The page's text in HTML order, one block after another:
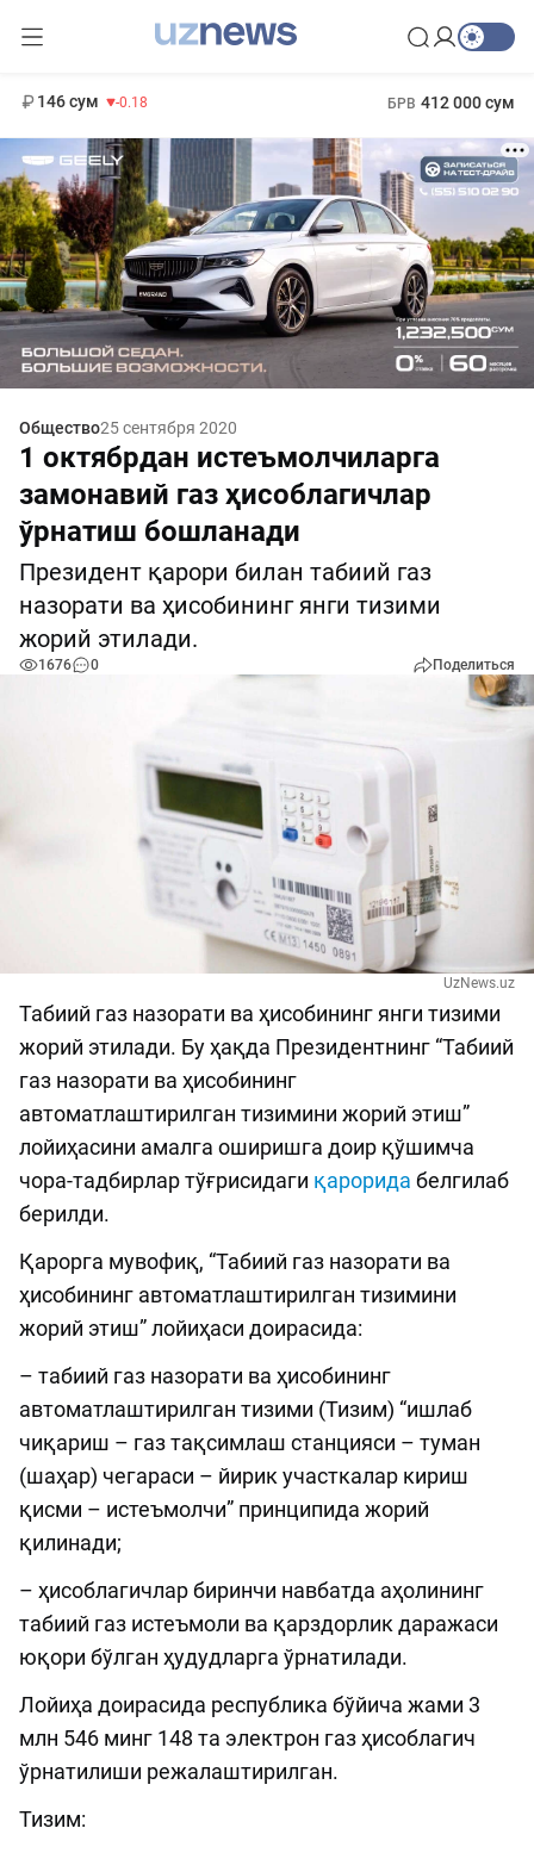
146 сум -0.18 БРВ 412 000 сум
Общество25 сентября 2020
1 октябрдан истеъмолчиларга
замонавий газ ҳисоблагичлар
ўрнатиш бошланади
Президент қарори билан табиий газ
назорати ва ҳисобининг янги тизими
жорий этилади.
1676 0 Поделиться
UzNews.uz
Табиий газ назорати ва ҳисобининг янги тизими
жорий этилади. Бу ҳақда Президентнинг “Табиий
газ назорати ва ҳисобининг
автоматлаштирилган тизимини жорий этиш”
лойиҳасини амалга оширишга доир қўшимча
чора-тадбирлар тўғрисидаги қарорида белгилаб
берилди.
Қарорга мувофиқ, “Табиий газ назорати ва
ҳисобининг автоматлаштирилган тизимини
жорий этиш” лойиҳаси доирасида:
– табиий газ назорати ва ҳисобининг
автоматлаштирилган тизими (Тизим) “ишлаб
чиқариш – газ тақсимлаш станцияси – туман
(шаҳар) чегараси – йирик участкалар кириш
қисми – истеъмолчи” принципида жорий
қилинади;
– ҳисоблагичлар биринчи навбатда аҳолининг
табиий газ истеъмоли ва қарздорлик даражаси
юқори бўлган ҳудудларга ўрнатилади.
Лойиҳа доирасида республика бўйича жами 3
млн 546 минг 148 та электрон газ ҳисоблагич
ўрнатилиши режалаштирилган.
Тизим: